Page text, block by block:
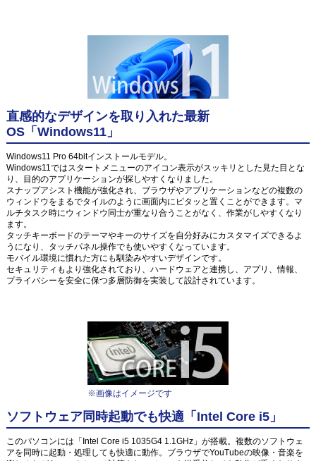
直感的なデザインを取り入れた最新
OS「Windows11」
Windows11 Pro 64bitインストールモデル。
Windows11ではスタートメニューのアイコン表示がスッキリとした見た目とな
り、目的のアプリケーションが探しやすくなりました。
スナップアシスト機能が強化され、ブラウザやアプリケーションなどの複数の
ウィンドウをまるでタイルのように画面内にピタッと置くことができます。マ
ルチタスク時にウィンドウ同士が重なり合うことがなく、作業がしやすくなり
ます。
タッチキーボードのテーマやキーのサイズを自分好みにカスタマイズできるよ
うになり、タッチパネル操作でも使いやすくなっています。
モバイル環境に慣れた方にも馴染みやすいデザインです。
セキュリティもより強化されており、ハードウェアと連携し、アプリ、情報、
プライバシーを安全に保つ多層防御を実装して設計されています。
※画像はイメージです
ソフトウェア同時起動でも快適「Intel Core i5」
このパソコンには「Intel Core i5 1035G4 1.1GHz」が搭載。複数のソフトウェ
アを同時に起動・処理しても快適に動作。ブラウザでYouTubeの映像・音楽を